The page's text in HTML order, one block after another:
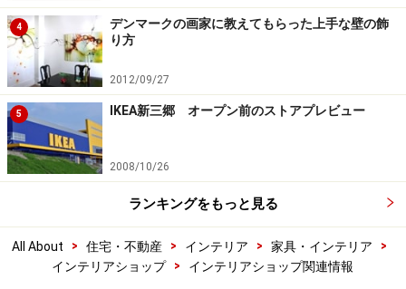
4
デンマークの画家に教えてもらった上手な壁の飾
り方
2012/09/27
5 IKEA新三郷 オープン前のストアプレビュー
2008/10/26
ランキングをもっと見る
All About > 住宅・不動産 > インテリア > 家具・インテリア
>
インテリアショップ
> インテリアショップ関連情報